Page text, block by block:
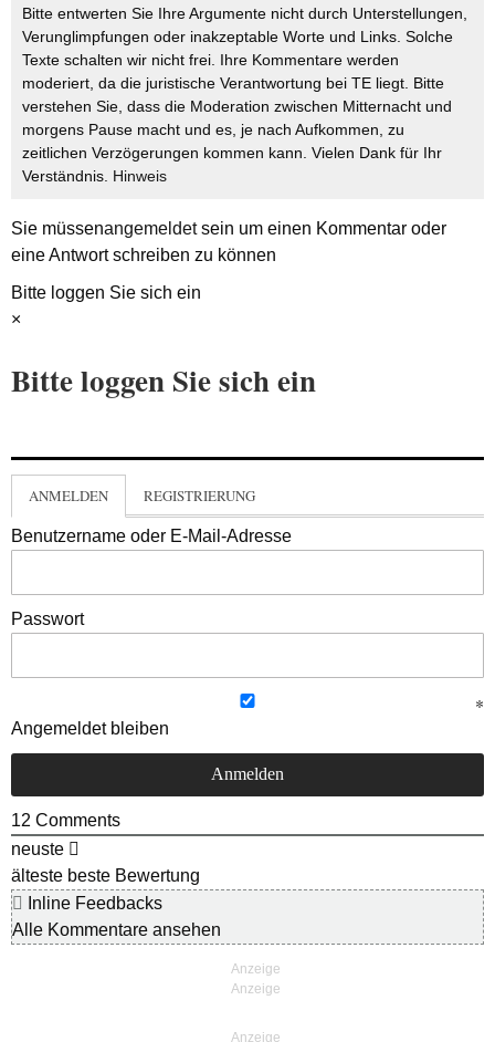
Bitte entwerten Sie Ihre Argumente nicht durch Unterstellungen,
Verunglimpfungen oder inakzeptable Worte und Links. Solche
Texte schalten wir nicht frei. Ihre Kommentare werden
moderiert, da die juristische Verantwortung bei TE liegt. Bitte
verstehen Sie, dass die Moderation zwischen Mitternacht und
morgens Pause macht und es, je nach Aufkommen, zu
zeitlichen Verzögerungen kommen kann. Vielen Dank für Ihr
Verständnis. Hinweis
Sie müssenangemeldetsein um einen Kommentar oder
eine Antwort schreiben zu können
Bitte loggen Sie sich ein
×
Bitte loggen Sie sich ein
ANMELDEN REGISTRIERUNG
Benutzername oder E-Mail-Adresse
Passwort
Angemeldet bleiben
12 Comments
neuste
älteste beste Bewertung
Inline Feedbacks
Alle Kommentare ansehen
Anzeige